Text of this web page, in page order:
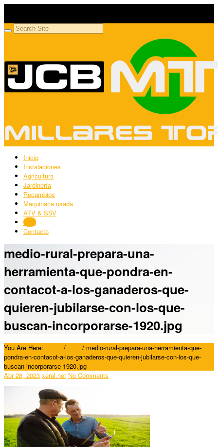
Inicio
Instalaciones
Agricultura
Jardinería
Recambios
Maquinaria usada
ATV & SSV
Blog
Contacto
medio-rural-prepara-una-
herramienta-que-pondra-en-
contacot-a-los-ganaderos-que-
quieren-jubilarse-con-los-que-
buscan-incorporarse-1920.jpg
You Are Here: / / medio-rural-prepara-una-herramienta-que-
pondra-en-contacot-a-los-ganaderos-que-quieren-jubilarse-con-los-que-
buscan-incorporarse-1920.jpg
Abr 28, 2023 xeral.net No Comments